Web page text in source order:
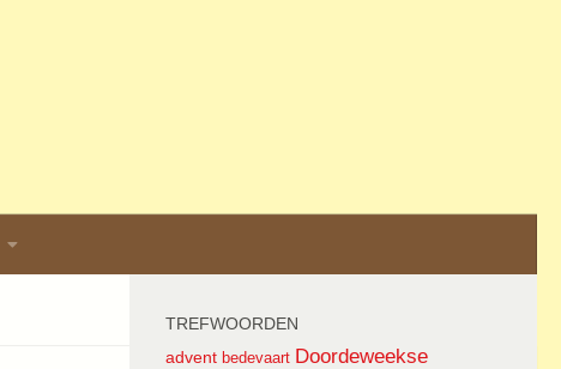
TREFWOORDEN
advent bedevaart Doordeweekse